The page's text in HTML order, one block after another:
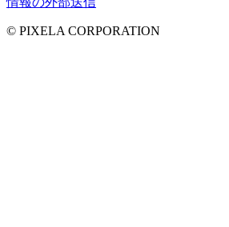
© PIXELA CORPORATION